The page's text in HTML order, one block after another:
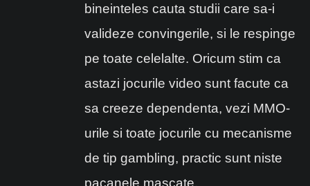
bineinteles cauta studii care sa-i
valideze convingerile, si le respinge
pe toate celelalte. Oricum stim ca
astazi jocurile video sunt facute ca
sa creeze dependenta, vezi MMO-
urile si toate jocurile cu mecanisme
de tip gambling, practic sunt niste
pacanele mascate.